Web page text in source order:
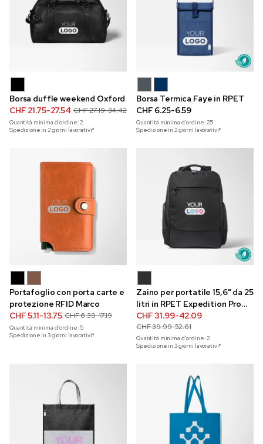
Borsa duffle weekend Oxford
CHF 21.75-27.54 CHF 27.19-34.42
Quantità minima d'ordine:2
Spedizione in 2 giorni lavorativi*
Borsa Termica Faye in RPET
CHF 6.25-6.59
Quantità minima d'ordine:25
Spedizione in 2 giorni lavorativi*
Portafoglio con porta carte e
protezione RFID Marco
CHF 5.11-13.75 CHF 6.39-17.19
Quantità minima d'ordine: 5
Spedizione in 3 giorni lavorativi*
Zaino per portatile 15,6" da 25
litri in RPET Expedition Pro
con ricamo
CHF 31.99-42.09
CHF 39.99-52.61
Quantità minima d'ordine:2
Spedizione in 3 giorni lavorativi*